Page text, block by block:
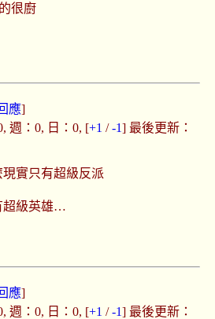
很廚
應]
週：0, 日：0, [+1 /-1] 最後更新：
現實只有超級反派
超級英雄…
應]
週：0, 日：0, [+1 /-1] 最後更新：